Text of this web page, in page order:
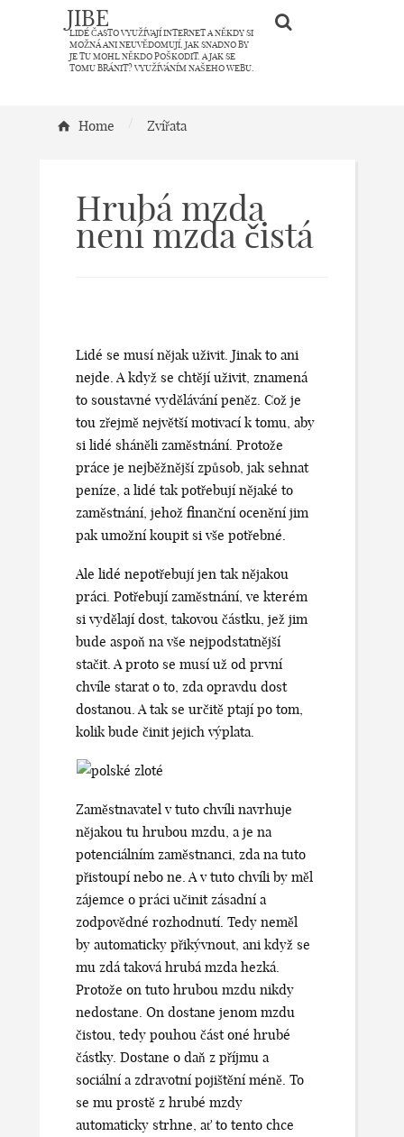
JIBE
LIDÉ ČASTO VYUŽÍVAJÍ INTERNET A NĚKDY SI
MOŽNÁ ANI NEUVĚDOMUJÍ, JAK SNADNO BY
JE TU MOHL NĚKDO POŠKODIT. A JAK SE
TOMU BRÁNIT? VYUŽÍVÁNÍM NAŠEHO WEBU.
Home / Zvířata
Hrubá mzda
není mzda čistá
Lidé se musí nějak uživit. Jinak to ani
nejde. A když se chtějí uživit, znamená
to soustavné vydělávání peněz. Což je
tou zřejmě největší motivací k tomu, aby
si lidé sháněli zaměstnání. Protože
práce je nejběžnější způsob, jak sehnat
peníze, a lidé tak potřebují nějaké to
zaměstnání, jehož finanční ocenění jim
pak umožní koupit si vše potřebné.
Ale lidé nepotřebují jen tak nějakou
práci. Potřebují zaměstnání, ve kterém
si vydělají dost, takovou částku, jež jim
bude aspoň na vše nejpodstatnější
stačit. A proto se musí už od první
chvíle starat o to, zda opravdu dost
dostanou. A tak se určitě ptají po tom,
kolik bude činit jejich výplata.
Zaměstnavatel v tuto chvíli navrhuje
nějakou tu hrubou mzdu, a je na
potenciálním zaměstnanci, zda na tuto
přistoupí nebo ne. A v tuto chvíli by měl
zájemce o práci učinit zásadní a
zodpovědné rozhodnutí. Tedy neměl
by automaticky přikývnout, ani když se
mu zdá taková hrubá mzda hezká.
Protože on tuto hrubou mzdu nikdy
nedostane. On dostane jenom mzdu
čistou, tedy pouhou část oné hrubé
částky. Dostane o daň z příjmu a
sociální a zdravotní pojištění méně. To
se mu prostě z hrubé mzdy
automaticky strhne, ať to tento chce